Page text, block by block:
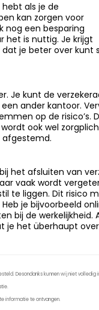
als je de
kan zorgen voor
nog een besparing
het is nuttig. Je krijgt
je beter over kunt
Je kunt de
ander kantoor.
op de risico’s.
ook wel
afgestemd.
het afsluiten van
vaak wordt
te liggen. Dit risico
je bijvoorbeeld
bij de werkelijkheid.
je het überhaupt
Desondanks kunnen wij niet
informatie te ontvangen.